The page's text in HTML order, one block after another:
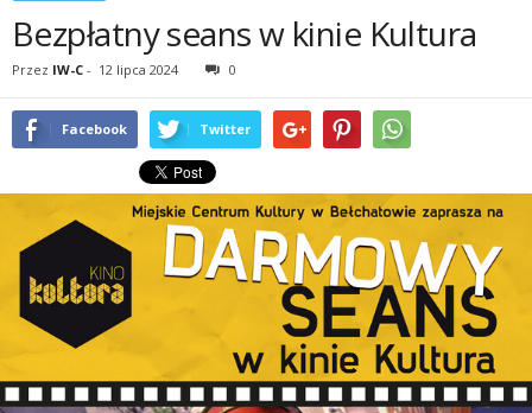
Bezpłatny seans w kinie Kultura
Przez IW-C - 12 lipca 2024 0
Facebook Twitter